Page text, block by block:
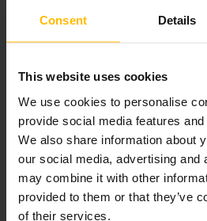
Consent Details
This website uses cookies
We use cookies to personalise
provide social media features
We also share information about
our social media, advertising and
may combine it with other
provided to them or that they’ve
of their services.
Sundhed & Sikkerhed
Fra førerkurser til ”SAFEwalk”:
forskellige servicetilbud, der kan